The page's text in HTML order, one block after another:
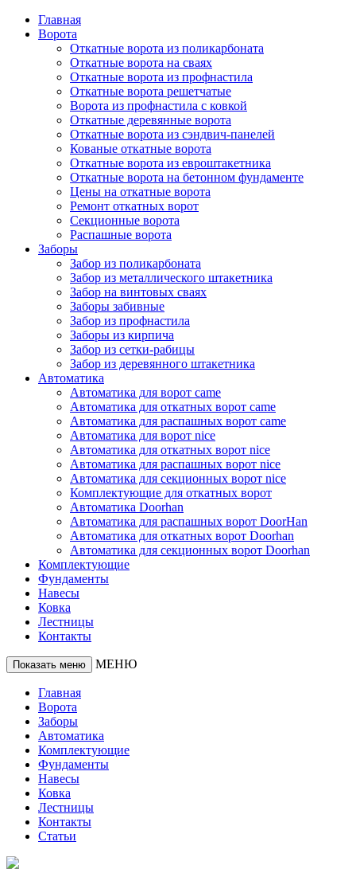
Главная
Ворота
Откатные ворота из поликарбоната
Откатные ворота на сваях
Откатные ворота из профнастила
Откатные ворота решетчатые
Ворота из профнастила с ковкой
Откатные деревянные ворота
Откатные ворота из сэндвич-панелей
Кованые откатные ворота
Откатные ворота из евроштакетника
Откатные ворота на бетонном фундаменте
Цены на откатные ворота
Ремонт откатных ворот
Секционные ворота
Распашные ворота
Заборы
Забор из поликарбоната
Забор из металлического штакетника
Забор на винтовых сваях
Заборы забивные
Забор из профнастила
Заборы из кирпича
Забор из сетки-рабицы
Забор из деревянного штакетника
Автоматика
Автоматика для ворот came
Автоматика для откатных ворот came
Автоматика для распашных ворот came
Автоматика для ворот nice
Автоматика для откатных ворот nice
Автоматика для распашных ворот nice
Автоматика для секционных ворот nice
Комплектующие для откатных ворот
Автоматика Doorhan
Автоматика для распашных ворот DoorHan
Автоматика для откатных ворот Doorhan
Автоматика для секционных ворот Doorhan
Комплектующие
Фундаменты
Навесы
Ковка
Лестницы
Контакты
Показать меню МЕНЮ
Главная
Ворота
Заборы
Автоматика
Комплектующие
Фундаменты
Навесы
Ковка
Лестницы
Контакты
Статьи